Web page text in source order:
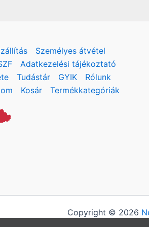
Személyes átvétel
Adatkezelési tájékoztató
Tudástár GYIK
Rólunk
Kosár Termékkategóriák
Copyright © 2026